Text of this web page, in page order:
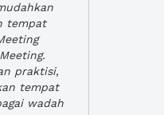
tempat
praktisi,
tempat
wadah